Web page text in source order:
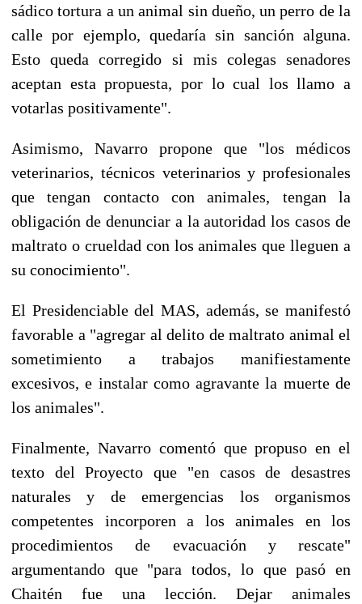
sádico tortura a un animal sin dueño, un perro de la
calle por ejemplo, quedaría sin sanción alguna.
Esto queda corregido si mis colegas senadores
aceptan esta propuesta, por lo cual los llamo a
votarlas positivamente".
Asimismo, Navarro propone que "los médicos
veterinarios, técnicos veterinarios y profesionales
que tengan contacto con animales, tengan la
obligación de denunciar a la autoridad los casos de
maltrato o crueldad con los animales que lleguen a
su conocimiento".
El Presidenciable del MAS, además, se manifestó
favorable a "agregar al delito de maltrato animal el
sometimiento a trabajos manifiestamente
excesivos, e instalar como agravante la muerte de
los animales".
Finalmente, Navarro comentó que propuso en el
texto del Proyecto que "en casos de desastres
naturales y de emergencias los organismos
competentes incorporen a los animales en los
procedimientos de evacuación y rescate"
argumentando que "para todos, lo que pasó en
Chaitén fue una lección. Dejar animales